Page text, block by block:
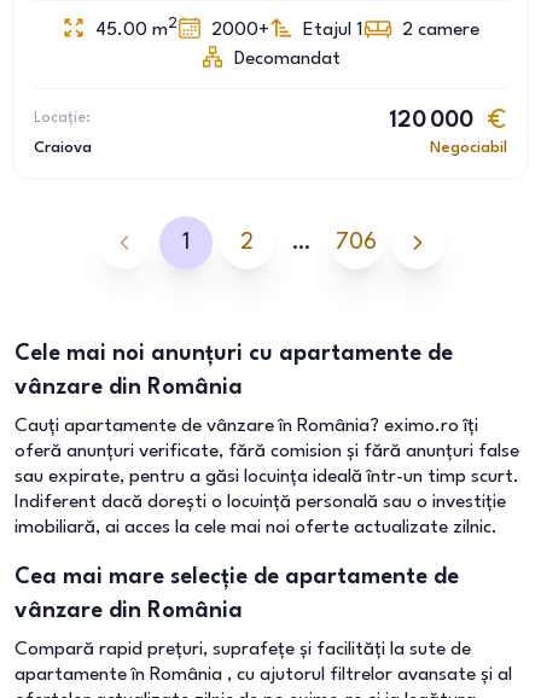
45.00 m2 2000+ Etajul 1 2 camere
Decomandat
Locație:
Craiova
120 000
Negociabil
1 2 … 706
Cele mai noi anunțuri cu apartamente de
vânzare din România
Cauți apartamente de vânzare în România? eximo.ro îți
oferă anunțuri verificate, fără comision și fără anunțuri false
sau expirate, pentru a găsi locuința ideală într-un timp scurt.
Indiferent dacă dorești o locuință personală sau o investiție
imobiliară, ai acces la cele mai noi oferte actualizate zilnic.
Cea mai mare selecție de apartamente de
vânzare din România
Compară rapid prețuri, suprafețe și facilități la sute de
apartamente în România , cu ajutorul filtrelor avansate și al